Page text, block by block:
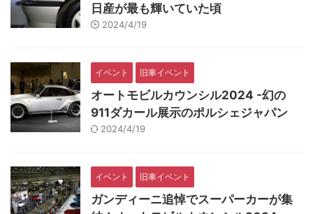
日産が最も輝いていた頃
2024/4/19
イベント 旧車イベント
オートモビルカウンシル2024 -幻の
911ダカール展示のポルシェジャパン
2024/4/19
イベント 旧車イベント
ガンディーニ追悼でスーパーカーが集